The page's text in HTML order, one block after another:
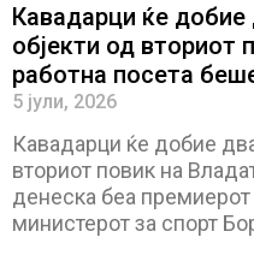
Кавадарци ќе добие
објекти од вториот
работна посета
5 јули, 2026
Кавадарци ќе добие
вториот повик на
денеска беа
министерот за спорт